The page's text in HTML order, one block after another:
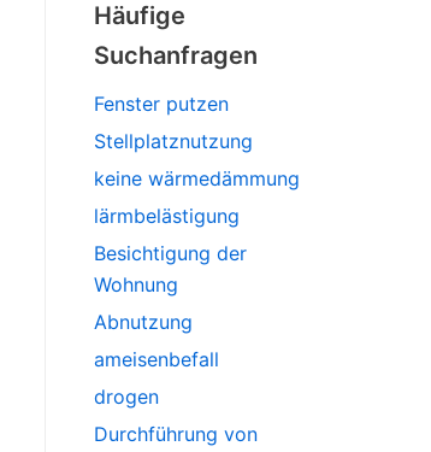
Häufige
Suchanfragen
Fenster putzen
Stellplatznutzung
keine wärmedämmung
lärmbelästigung
Besichtigung der
Wohnung
Abnutzung
ameisenbefall
drogen
Durchführung von